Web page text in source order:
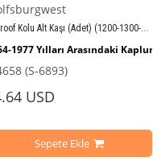
İle Uyumludur
İle Uyumludur
Sunroof Kolu Alt Kaşı (Adet) (1200-1300-1302-1303)
1977 Yılları Arasındaki
(S-6893)
USD
Sepete Ekle